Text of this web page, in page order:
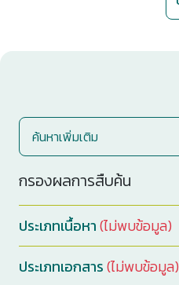
กรองผลการสืบค้น
ประเภทเนื้อหา(ไม่พบข้อมูล)
ประเภทเอกสาร(ไม่พบข้อมูล)